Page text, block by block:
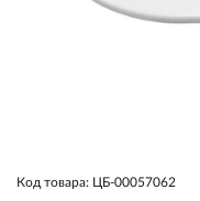
Код товара: ЦБ-00057062